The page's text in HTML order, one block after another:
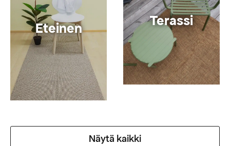
Eteinen Terassi
Näytä kaikki